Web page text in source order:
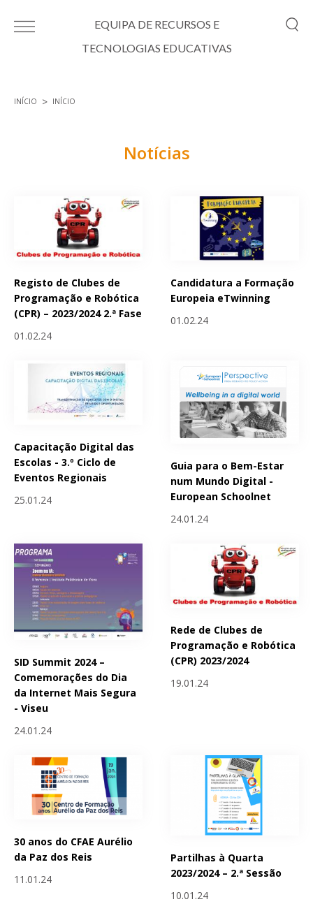
EQUIPA DE RECURSOS E
TECNOLOGIAS EDUCATIVAS
INÍCIO INÍCIO
Notícias
Registo de Clubes de
Programação e Robótica
(CPR) – 2023/2024 2.ª Fase
01.02.24
Candidatura a Formação
Europeia eTwinning
01.02.24
Capacitação Digital das
Escolas - 3.º Ciclo de
Eventos Regionais
25.01.24
Guia para o Bem-Estar
num Mundo Digital -
European Schoolnet
24.01.24
SID Summit 2024 –
Comemorações do Dia
da Internet Mais Segura
- Viseu
24.01.24
Rede de Clubes de
Programação e Robótica
(CPR) 2023/2024
19.01.24
30 anos do CFAE Aurélio
da Paz dos Reis
11.01.24
Partilhas à Quarta
2023/2024 – 2.ª Sessão
10.01.24
Páginas